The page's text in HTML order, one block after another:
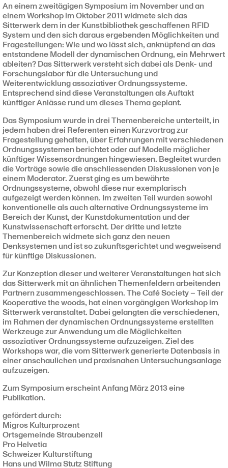
An einem zweitägigen Symposium im November und an
einem Workshop im Oktober 2011 widmete sich das
Sitterwerk dem in der Kunstbibliothek geschaffenen RFID
System und den sich daraus ergebenden Möglichkeiten und
Fragestellungen: Wie und wo lässt sich, anknüpfend an das
entstandene Modell der dynamischen Ordnung, ein Mehrwert
ableiten? Das Sitterwerk versteht sich dabei als Denk- und
Forschungslabor für die Untersuchung und
Weiterentwicklung assoziativer Ordnungssysteme.
Entsprechend sind diese Veranstaltungen als Auftakt
künftiger Anlässe rund um dieses Thema geplant.
Das Symposium wurde in drei Themenbereiche unterteilt, in
jedem haben drei Referenten einen Kurzvortrag zur
Fragestellung gehalten, über Erfahrungen mit verschiedenen
Ordnungssystemen berichtet oder auf Modelle möglicher
künftiger Wissensordnungen hingewiesen. Begleitet wurden
die Vorträge sowie die anschliessenden Diskussionen von je
einem Moderator. Zuerst ging es um bewährte
Ordnungssysteme, obwohl diese nur exemplarisch
aufgezeigt werden können. Im zweiten Teil wurden sowohl
konventionelle als auch alternative Ordnungssysteme im
Bereich der Kunst, der Kunstdokumentation und der
Kunstwissenschaft erforscht. Der dritte und letzte
Themenbereich widmete sich ganz den neuen
Denksystemen und ist so zukunftsgerichtet und wegweisend
für künftige Diskussionen.
Zur Konzeption dieser und weiterer Veranstaltungen hat sich
das Sitterwerk mit an ähnlichen Themenfeldern arbeitenden
Partnern zusammengeschlossen. The Café Society – Teil der
Kooperative the woods, hat einen vorgängigen Workshop im
Sitterwerk veranstaltet. Dabei gelangten die verschiedenen,
im Rahmen der dynamischen Ordnungssysteme erstellten
Werkzeuge zur Anwendung um die Möglichkeiten
assoziativer Ordnungssysteme aufzuzeigen. Ziel des
Workshops war, die vom Sitterwerk generierte Datenbasis in
einer anschaulichen und praxisnahen Untersuchungsanlage
aufzuzeigen.
Zum Symposium erscheint Anfang März 2013 eine
Publikation.
gefördert durch:
Migros Kulturprozent
Ortsgemeinde Straubenzell
Pro Helvetia
Schweizer Kulturstiftung
Hans und Wilma Stutz Stiftung